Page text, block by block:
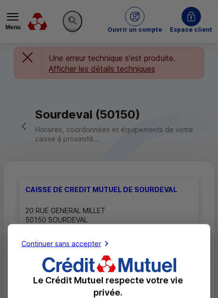
Menu
Rechercher sur le site
Ouvrir un compte
du Crédit MutuelEspace client
Une erreur technique s'est produite.
Afficher les détails techniques
Retour vers la page précédente
Sourdeval (50150)
Horaires, coordonnées et équipements de votre
caisse à proximité...
CAISSE DE CREDIT MUTUEL DE SOURDEVAL
20 RUE GENERAL MILLET
50150 SOURDEVAL
Fermé, ouvre mardi à 9h00
Toutes les localités
Continuer sans accepter
Le Crédit Mutuel respecte votre vie
privée.